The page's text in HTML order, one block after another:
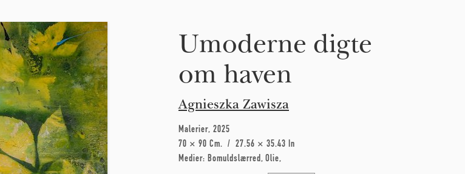
Umoderne digte
om haven
Agnieszka Zawisza
Malerier 2025
70 × 90 Cm
27.56 × 35.43 In
Medier: Bomuldslærred Olie